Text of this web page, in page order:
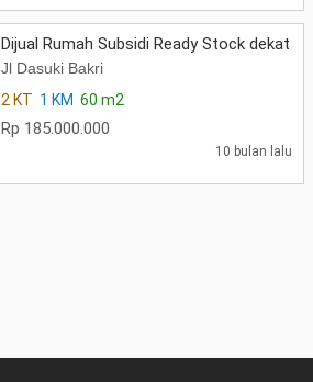
Dijual Rumah Subsidi Ready Stock dekat
Jl Dasuki Bakri
2 KT 1 KM 60 m2
Rp 185.000.000
10 bulan lalu